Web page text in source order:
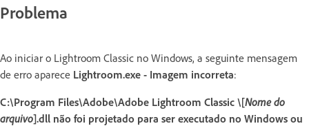
Problema
Ao iniciar o Lightroom Classic no Windows, a seguinte mensagem
de erro aparece Lightroom.exe - Imagem incorreta:
C:\Program Files\Adobe\Adobe Lightroom Classic \[Nome do
arquivo].dll não foi projetado para ser executado no Windows ou